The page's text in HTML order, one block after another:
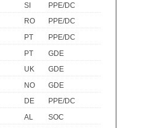
SI
PPE/DC
RO
PPE/DC
PT
PPE/DC
PT
GDE
UK
GDE
NO
GDE
DE
PPE/DC
AL
SOC